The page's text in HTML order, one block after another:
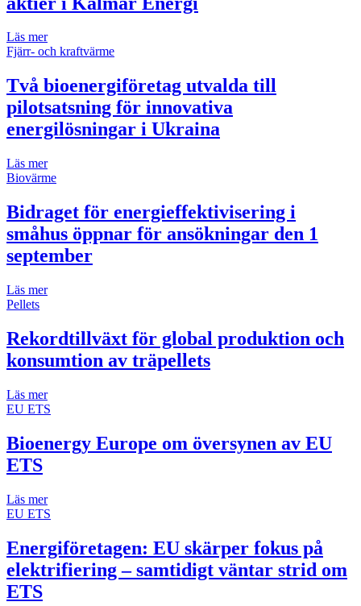
Läs mer
Fjärr- och kraftvärme
Två bioenergiföretag utvalda till
pilotsatsning för innovativa
energilösningar i Ukraina
Läs mer
Biovärme
Bidraget för energieffektivisering i
småhus öppnar för ansökningar den 1
september
Läs mer
Pellets
Rekordtillväxt för global produktion och
konsumtion av träpellets
Läs mer
EU ETS
Bioenergy Europe om översynen av EU
ETS
Läs mer
EU ETS
Energiföretagen: EU skärper fokus på
elektrifiering – samtidigt väntar strid om
ETS